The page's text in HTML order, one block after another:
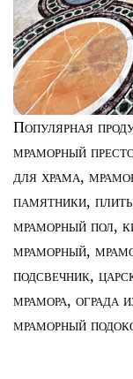
Популярная
мраморный
для храма,
памятники,
мраморный пол,
мраморный,
подсвечник,
мрамора, ограда
мраморный